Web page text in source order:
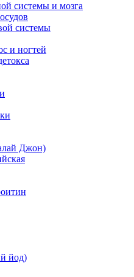
системы и мозга
системы
и ногтей
Джон)
йод)